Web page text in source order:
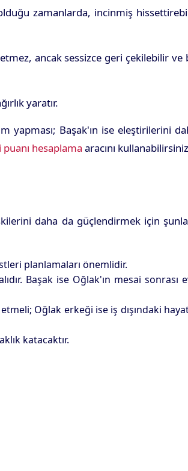
zamanlarda, incinmiş
ancak sessizce geri çekilebilir ve
yaratır.
yapması; Başak'ın ise eleştirilerini
hesaplama aracını
daha da güçlendirmek için
planlamaları önemlidir.
Başak ise Oğlak'ın mesai sonrası
Oğlak erkeği ise iş dışındaki
katacaktır.